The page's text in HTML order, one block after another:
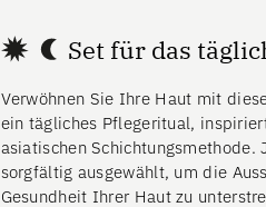
Set für das
Verwöhnen Sie Ihre Haut mit
ein tägliches Pflegeritual,
asiatischen Schichtungsmethode.
sorgfältig ausgewählt, um die
Gesundheit Ihrer Haut zu